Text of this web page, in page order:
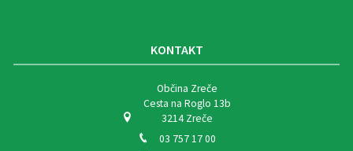
KONTAKT
Občina Zreče
Cesta na Roglo 13b
3214 Zreče
03 757 17 00